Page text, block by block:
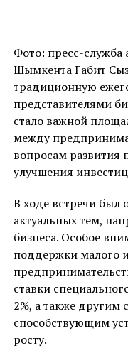
Фото: пресс-
Шымкента Габит
традиционную
представителями
стало важной
между
вопросам развития
улучшения
В ходе встречи был
актуальных тем,
бизнеса. Особое
поддержки малого
ставки
2%, а также другим
способствующим
росту.